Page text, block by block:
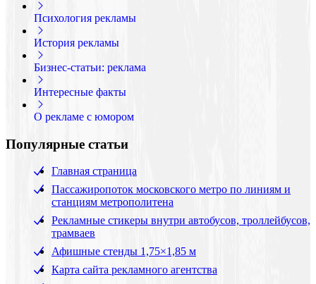
Психология рекламы
История рекламы
Бизнес-статьи: реклама
Интересные факты
О рекламе с юмором
Популярные статьи
Главная страница
Пассажиропоток московского метро по линиям и
станциям метрополитена
Рекламные стикеры внутри автобусов, троллейбусов,
трамваев
Афишные стенды 1,75×1,85 м
Карта сайта рекламного агентства